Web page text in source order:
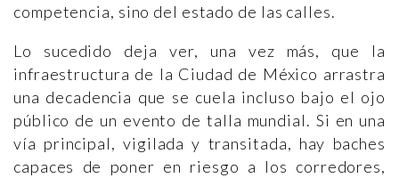
competencia, sino del estado de las calles.
Lo sucedido deja ver, una vez más, que la
infraestructura de la Ciudad de México arrastra
una decadencia que se cuela incluso bajo el ojo
público de un evento de talla mundial. Si en una
vía principal, vigilada y transitada, hay baches
capaces de poner en riesgo a los corredores,